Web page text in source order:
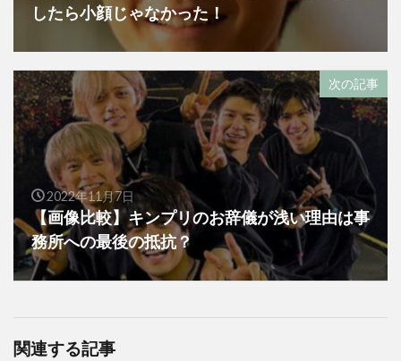
したら小顔じゃなかった！
次の記事
2022年11月7日
【画像比較】キンプリのお辞儀が浅い理由は事
務所への最後の抵抗？
関連する記事